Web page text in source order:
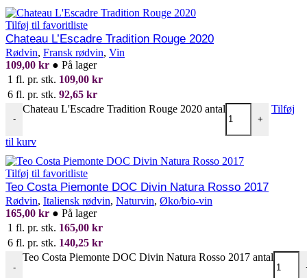
Tilføj til favoritliste
Chateau L’Escadre Tradition Rouge 2020
Rødvin, Fransk rødvin, Vin
109,00 kr ● På lager
1 fl. pr. stk. 109,00 kr
6 fl. pr. stk. 92,65 kr
-
Chateau L'Escadre Tradition Rouge 2020 antal
+
Tilføj
til kurv
Tilføj til favoritliste
Teo Costa Piemonte DOC Divin Natura Rosso 2017
Rødvin, Italiensk rødvin, Naturvin, Øko/bio-vin
165,00 kr ● På lager
1 fl. pr. stk. 165,00 kr
6 fl. pr. stk. 140,25 kr
-
Teo Costa Piemonte DOC Divin Natura Rosso 2017 antal